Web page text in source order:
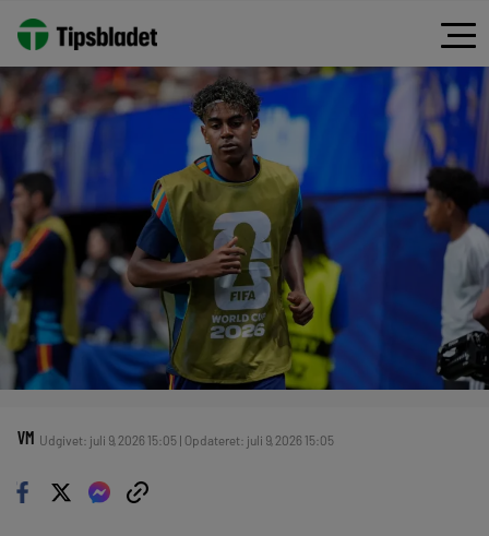
VM Udgivet: juli 9, 2026 15:05 | Opdateret: juli 9, 2026 15:05